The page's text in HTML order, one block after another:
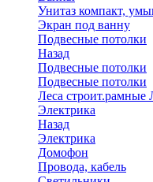
Унитаз компакт,
Экран под ванну
Подвесные потолки
Назад
Подвесные потолки
Подвесные потолки
Леса
Электрика
Назад
Электрика
Домофон
Провода, кабель